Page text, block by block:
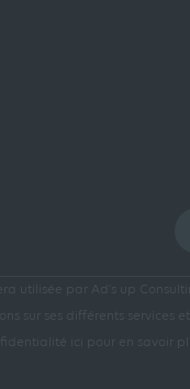
utilisée par Ad’s up
sur ses différents services et
ici pour en savoir